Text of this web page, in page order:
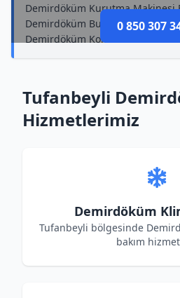
0 850 307
Demirdöküm Kurutma Makinesi
Demirdöküm Bulaşık Makinesi
Demirdöküm Kombi Bakımı
Tufanbeyli
Hizmetlerimiz
Demirdöküm
Tufanbeyli bölgesinde
bakım